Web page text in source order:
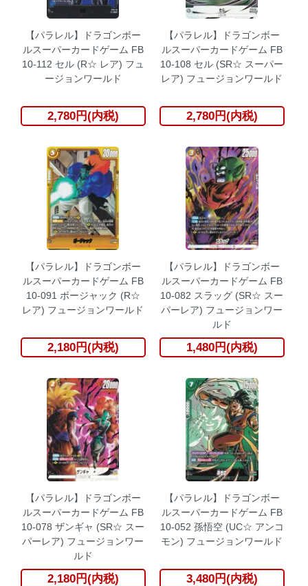
【パラレル】ドラゴンボー
ルスーパーカードゲーム FB
10-112 セル (R☆ レア) フュ
ージョンワールド
2,780円(内税)
【パラレル】ドラゴンボー
ルスーパーカードゲーム FB
10-108 セル (SR☆ スーパー
レア) フュージョンワールド
2,780円(内税)
【パラレル】ドラゴンボー
ルスーパーカードゲーム FB
10-091 ボージャック (R☆
レア) フュージョンワールド
2,180円(内税)
【パラレル】ドラゴンボー
ルスーパーカードゲーム FB
10-082 スラッグ (SR☆ スー
パーレア) フュージョンワー
ルド
1,480円(内税)
【パラレル】ドラゴンボー
ルスーパーカードゲーム FB
10-078 ザンギャ (SR☆ スー
パーレア) フュージョンワー
ルド
2,180円(内税)
【パラレル】ドラゴンボー
ルスーパーカードゲーム FB
10-052 孫悟空 (UC☆ アンコ
モン) フュージョンワールド
3,480円(内税)